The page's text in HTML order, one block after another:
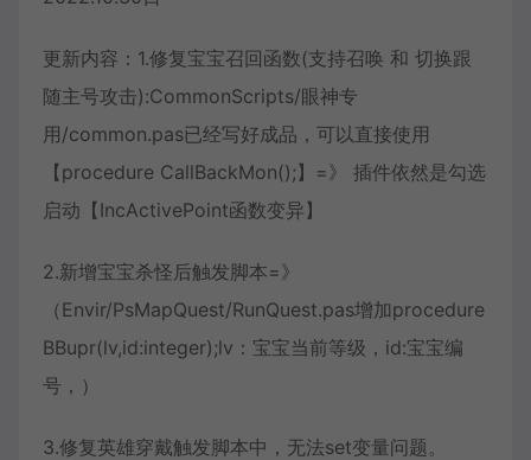
更新内容：1.修复宝宝召回函数(支持召唤 和 切换跟
随主号攻击):CommonScripts/眼神专
用/common.pas已经写好成品，可以直接使用
【procedure CallBackMon();】=》 插件依然是勾选
启动【IncActivePoint函数变异】
2.新增宝宝杀怪后触发脚本=》
（Envir/PsMapQuest/RunQuest.pas增加procedure
BBupr(lv,id:integer);lv：宝宝当前等级，id:宝宝编
号，）
3.修复英雄穿戴触发脚本中，无法set变量问题。